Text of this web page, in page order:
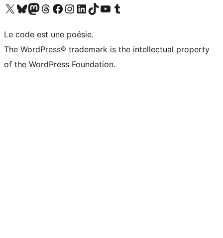
Visitez notre compte X (précédemment Twitter)
Visiter notre compte Bluesky
Visiter notre compte Mastodon
Visiter notre compte Threads
Consulter notre compte Facebook
Consulter notre compte Instagram
Consulter notre compte LinkedIn
Visiter notre compte TokTok
Visiter notre chaîne YouTube
Visiter notre compte Tumblr
Le code est une poésie.
The WordPress® trademark is the intellectual property
of the WordPress Foundation.